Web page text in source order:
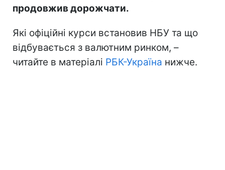
продовжив дорожчати.
Які офіційні курси встановив НБУ та що
відбувається з валютним ринком, –
читайте в матеріалі РБК-Україна нижче.